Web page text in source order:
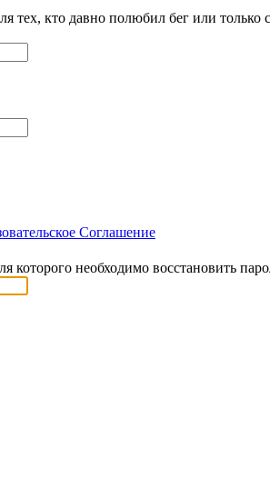
тех, кто давно полюбил бег или
Соглашение
которого необходимо восстановить